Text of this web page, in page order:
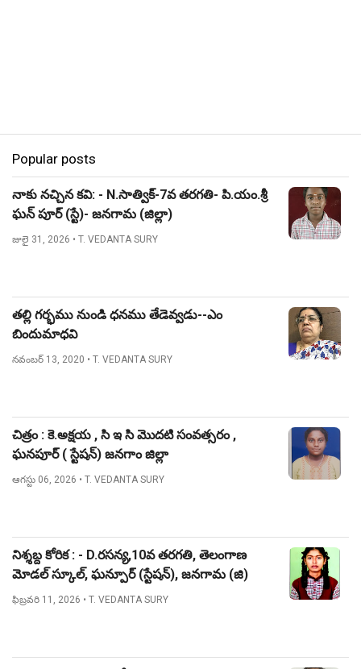
Popular posts
నాకు నచ్చిన కవి: - N.సాత్విక్-7వ తరగతి- పి.యం.శ్రీ
ఘన్ పూర్ (స్టే)- జనగామ (జిల్లా)
జులై 31, 2026 • T. VEDANTA SURY
తల్లి గర్భము నుండి ధనము తేడెవ్వడు--ఎం
బిందుమాధవి
నవంబర్ 13, 2020 • T. VEDANTA SURY
చిత్రం : కె.అక్షయ , సి ఇ సి మొదటి సంవత్సరం ,
ఘనపూర్ ( స్టేషన్) జనగాం జిల్లా
ఆగస్టు 06, 2026 • T. VEDANTA SURY
నిశ్శబ్ద కోరిక : - D.రసన్య,10వ తరగతి, తెలంగాణ
మోడల్ స్కూల్, ఘన్పూర్ (స్టేషన్), జనగామ (జి)
ఫిబ్రవరి 11, 2026 • T. VEDANTA SURY